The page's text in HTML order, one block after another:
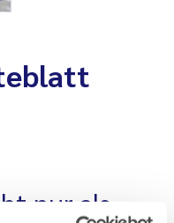
nur als